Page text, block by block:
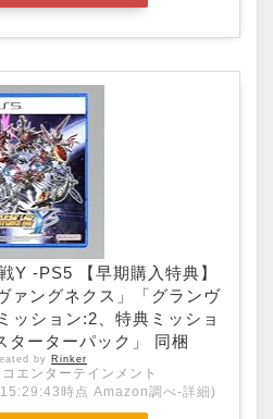
Y -PS5 【早期購入特典】
ァングネクス」「グランヴ
ッション:2、特典ミッショ
ターターパック」 同梱
by Rinker
エンターテインメント
時点 Amazon調べ-詳細)